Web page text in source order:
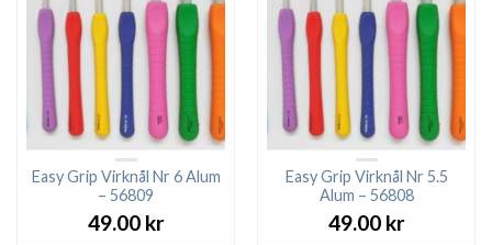
Easy Grip Virknål Nr 6 Alum
– 56809
49.00 kr
Easy Grip Virknål Nr 5.5
Alum – 56808
49.00 kr